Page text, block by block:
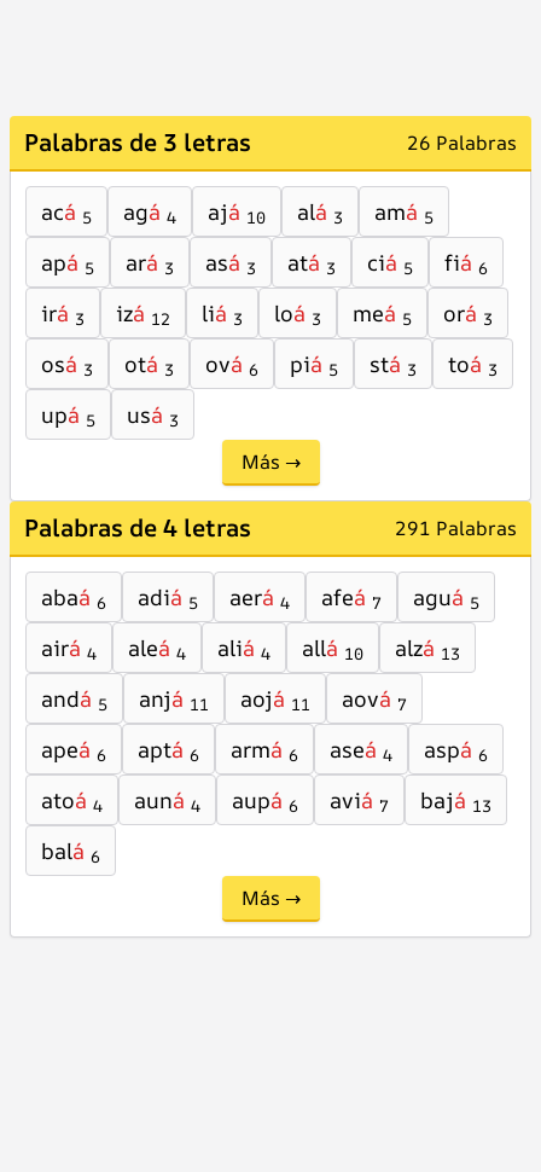
Palabras de 3 letras 26 Palabras
acá 5 agá 4 ajá 10 alá 3 amá 5
apá 5 ará 3 asá 3 atá 3 ciá 5 fiá 6
irá 3 izá 12 liá 3 loá 3 meá 5 orá 3
osá 3 otá 3 ová 6 piá 5 stá 3 toá 3
upá 5 usá 3
Más →
Palabras de 4 letras 291 Palabras
abaá 6 adiá 5 aerá 4 afeá 7 aguá 5
airá 4 aleá 4 aliá 4 allá 10 alzá 13
andá 5 anjá 11 aojá 11 aová 7
apeá 6 aptá 6 armá 6 aseá 4 aspá 6
atoá 4 auná 4 aupá 6 aviá 7 bajá 13
balá 6
Más →